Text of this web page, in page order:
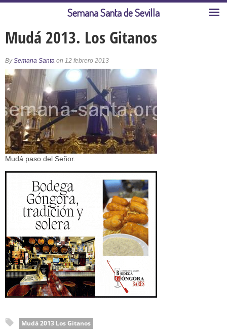
Mudá 2013. Los Gitanos
BySemana Santa on 12 febrero 2013
Mudá paso del Señor.
Mudá 2013 Los Gitanos
Semana Santa de Sevilla